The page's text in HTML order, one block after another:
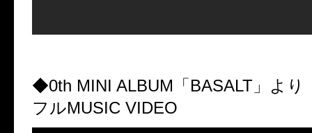
◆0th MINI ALBUM 「 BASALT 」より
フルMUSIC VIDEO